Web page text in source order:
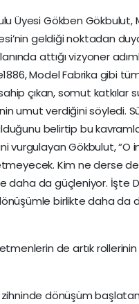
Üyesi Gökben Gökbulut,
geldiği noktadan
attığı vizyoner
Model Fabrika gibi
çıkan, somut katkılar
umut verdiğini söyledi.
belirtip bu
vurgulayan Gökbulut, “O
Kim ne derse
daha da güçleniyor. İşte
birlikte daha da
de artık
dönüşüm